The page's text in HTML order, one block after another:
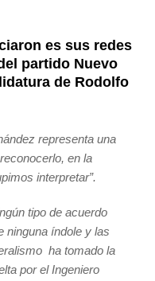
es sus redes
partido Nuevo
de Rodolfo
representa una
en la
interpretar”.
tipo de acuerdo
ninguna índole y las
ha tomado la
por el Ingeniero